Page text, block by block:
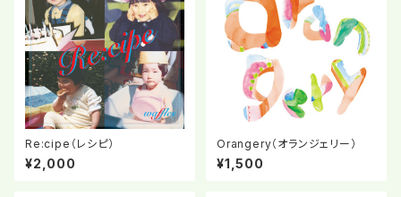
Re:cipe（レシピ）
¥2,000
Orangery（オランジェリー）
¥1,500